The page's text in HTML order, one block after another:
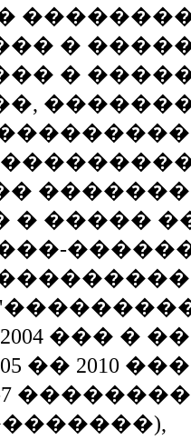
�
�
� �����
��� � ��
�� 2010
7